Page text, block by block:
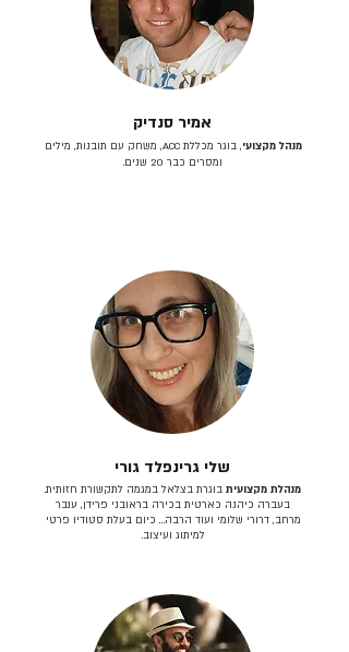
אמיר סנדיק
מנהל מקצועי
, בוגר מכללת ACC, משחק עם תובנות, מילים
ומסרים כבר 20 שנים.
שלי גרינפלד גורי
מנהלת מקצועית בוגרת בצלאל במגמה לתקשורת חזותית.
בעברה כיהנה כארטית בכירה בראובני פרידן, ענבר
מרחב, דרורי שלומי ועוד הרבה… כיום בעלת סטודיו פרטי
למיתוג ועיצוב.